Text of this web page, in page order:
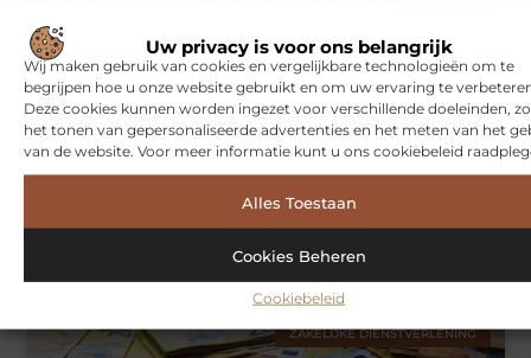
Uw privacy is voor ons belangrijk
Wij maken gebruik van cookies en vergelijkbare technologieën om te
begrijpen hoe u onze website gebruikt en om uw ervaring te
Deze cookies kunnen worden ingezet voor verschillende doeleinden,
het tonen van gepersonaliseerde advertenties en het meten van het
van de website. Voor meer informatie kunt u ons cookiebeleid
Alles Toestaan
Cookies Beheren
Cookiebeleid
Hoe je jouw woning in Amsterdam beter beschermt tegen
ZAKELIJKE DIENSTVERLENING